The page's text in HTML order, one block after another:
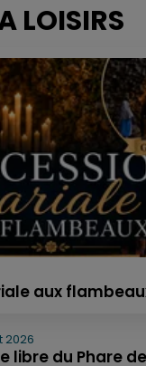
LOISIRS
aux
2026
libre du Phare